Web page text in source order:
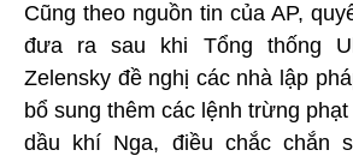
Cũng theo nguồn tin của AP,
đưa ra sau khi Tổng thống
Zelensky đề nghị các nhà lập
bổ sung thêm các lệnh trừng
dầu khí Nga, điều chắc chắn